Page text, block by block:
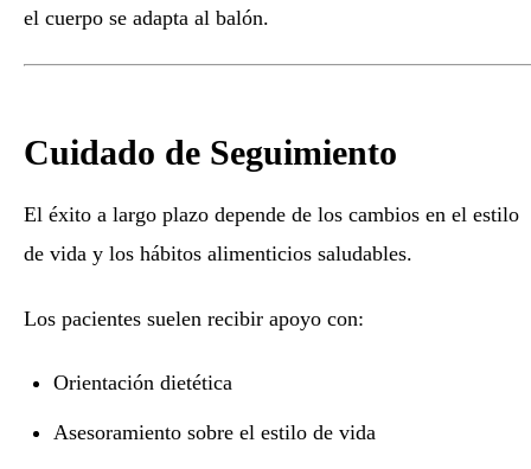
el cuerpo se adapta al balón.
Cuidado de Seguimiento
El éxito a largo plazo depende de los cambios en el estilo
de vida y los hábitos alimenticios saludables.
Los pacientes suelen recibir apoyo con:
Orientación dietética
Asesoramiento sobre el estilo de vida